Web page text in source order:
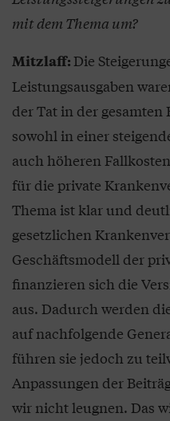
mit dem Thema um?
Mitzlaff:Die
Leistungsausgaben
der Tat in der
sowohl in einer
auch höheren
für die private
Thema ist klar und
gesetzlichen
Geschäftsmodell der
finanzieren sich die
aus. Dadurch werden
auf nachfolgende
führen sie jedoch zu
Anpassungen der
wir nicht leugnen. Das